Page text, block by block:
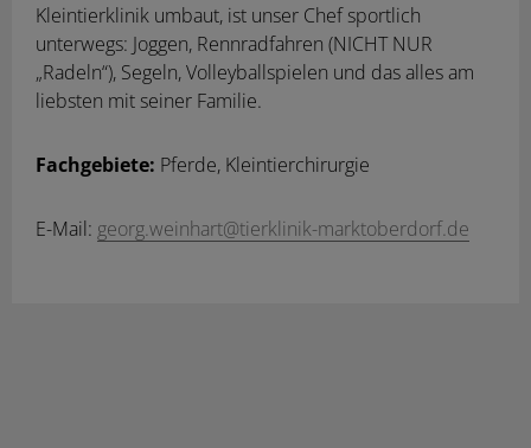
Kleintierklinik umbaut, ist unser Chef sportlich
unterwegs: Joggen, Rennradfahren (NICHT NUR
„Radeln“), Segeln, Volleyballspielen und das alles am
liebsten mit seiner Familie.
Fachgebiete: Pferde, Kleintierchirurgie
E-Mail: georg.weinhart@tierklinik-marktoberdorf.de